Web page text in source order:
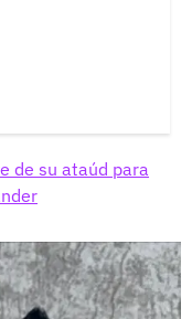
de su ataúd para